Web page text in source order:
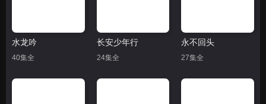
水龙吟
40集全
长安少年行
24集全
永不回头
27集全